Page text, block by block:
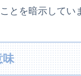
とを暗示してい
味